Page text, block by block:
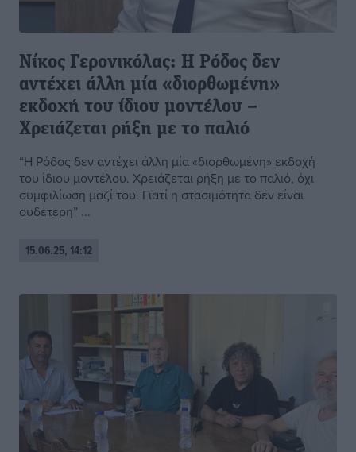
Νίκος Γερονικόλας: Η Ρόδος δεν
αντέχει άλλη μία «διορθωμένη»
εκδοχή του ίδιου μοντέλου –
Χρειάζεται ρήξη με το παλιό
“Η Ρόδος δεν αντέχει άλλη μία «διορθωμένη» εκδοχή
του ίδιου μοντέλου. Χρειάζεται ρήξη με το παλιό, όχι
συμφιλίωση μαζί του. Γιατί η στασιμότητα δεν είναι
ουδέτερη” ...
15.06.25, 14:12